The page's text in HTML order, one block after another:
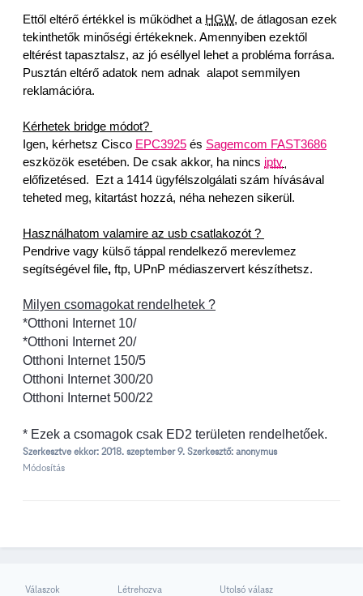
Ettől eltérő értékkel is működhet a HGW, de átlagosan ezek
tekinthetők minőségi értékeknek. Amennyiben ezektől
Pusztán eltérő adatok nem adnak  alapot semmilyen
reklamációra.
Kérhetek bridge módot?
Igen, kérhetsz Cisco EPC3925 és Sagemcom FAST3686
eszközök esetében. De csak akkor, ha nincs iptv
előfizetésed.  Ezt a 1414 ügyfélszolgálati szám hívásával
teheted meg, kitartást hozzá, néha nehezen sikerül.
Használhatom valamire az usb csatlakozót ?
Pendrive vagy külső táppal rendelkező merevlemez
segítségével file, ftp, UPnP médiaszervert készíthetsz.
Milyen csomagokat rendelhetek ?
*Otthoni Internet 10/
*Otthoni Internet 20/
Otthoni Internet 150/5
Otthoni Internet 300/20
Otthoni Internet 500/22
* Ezek a csomagok csak ED2 területen rendelhetőek.
Szerkesztve ekkor: 2018. szeptember 9. Szerkesztő: anonymus
Módosítás
Válaszok Létrehozva Utolsó válasz